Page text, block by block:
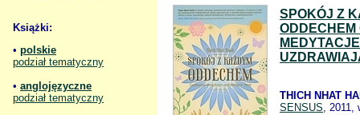
Książki:
• polskie
podział tematyczny
• anglojęzyczne
podział tematyczny
SPOKÓJ Z
ODDECHEM
MEDYTACJE
THICH NHAT
SENSUS, 2011,